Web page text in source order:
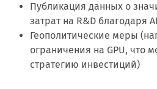
Публикация данных о
затрат на R&D благодаря AI
Геополитические меры
ограничения на GPU, что
стратегию инвестиций)